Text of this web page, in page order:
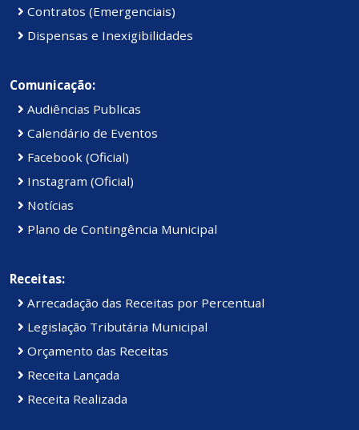
Contratos (Emergenciais)
Dispensas e Inexigibilidades
Comunicação:
Audiências Publicas
Calendário de Eventos
Facebook (Oficial)
Instagram (Oficial)
Notícias
Plano de Contingência Municipal
Receitas:
Arrecadação das Receitas por Percentual
Legislação Tributária Municipal
Orçamento das Receitas
Receita Lançada
Receita Realizada